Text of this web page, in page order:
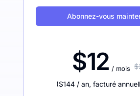
Abonnez-vous
$12 / mois
($144 / an, facturé